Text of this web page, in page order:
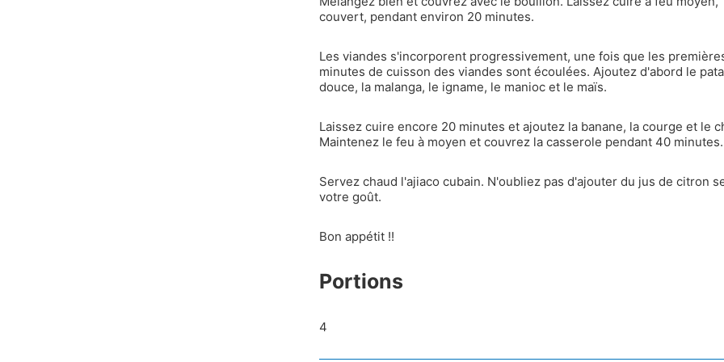
couvert, pendant environ 20 minutes.
Les viandes s'incorporent progressivement, une fois que les
minutes de cuisson des viandes sont écoulées. Ajoutez d'abord le
douce, la malanga, le igname, le manioc et le maïs.
Laissez cuire encore 20 minutes et ajoutez la banane, la courge et le
Maintenez le feu à moyen et couvrez la casserole pendant 40 minutes.
Servez chaud l'ajiaco cubain. N'oubliez pas d'ajouter du jus de citron
votre goût.
Bon appétit !!
Portions
4